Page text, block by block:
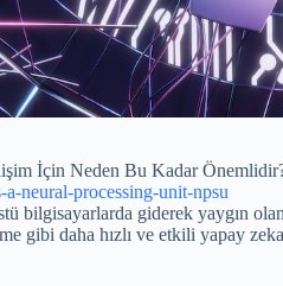
İçin Neden Bu Kadar
neural-processing-unit-npsu
bilgisayarlarda giderek yaygın
gibi daha hızlı ve etkili yapay